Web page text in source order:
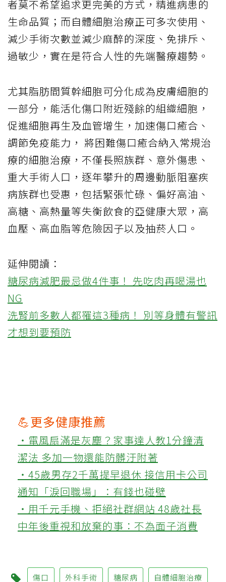
者莫不希望追求更完美的方式，精進病患的
生命品質；而自體細胞治療正可多次使用、
減少手術次數並減少麻醉的深度、免排斥、
過敏少，實在是符合人性的先端醫療趨勢。
尤其脂肪間質幹細胞可分化成為皮膚細胞的
一部分，能活化傷口附近殘餘的組織細胞，
促進細胞再生及血管增生，加速傷口癒合、
調節免疫能力， 將困難傷口癒合納入常規治
療的細胞治療，不僅長照族群、意外傷患、
重大手術人口，逐年攀升的周邊動脈阻塞疾
病族群也受惠，包括緊張忙碌、偏好高油、
高糖、高熱量等失衡飲食的亞健康大眾，高
血壓、高血脂等危險因子以及抽菸人口。
延伸閱讀：
糖尿病減肥最忌做4件事！ 先吃肉再喝湯也
NG
洗腎前多數人都罹這3種病！ 別等身體有警訊
才想到要預防
💪更多健康推薦
‧電風扇滿是灰塵？家事達人教1分鐘清
潔法 多加一物還能防髒汙附著
‧45歲男存2千萬提早退休 接信用卡公司
通知「淚回職場」：有錢也碰壁
‧用千元手機、拒絕社群網站 48歲社長
中年後重視和放棄的事：不為面子消費
傷口 外科手術 糖尿病 自體細胞治療